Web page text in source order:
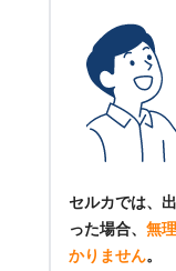
セルカでは、
った場合、 無
かりません。